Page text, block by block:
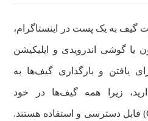
گیف به یک پست در اینستاگرام،
یا گوشی اندرویدی و اپلیکیشن
یافتن و بارگذاری گیف‌ها به
زیرا همه گیف‌ها در خود
اینستاگرام (در بخش GIPHY) فابل دسترسی و استفاده هستند.